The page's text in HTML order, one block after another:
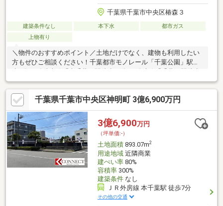
千葉県千葉市中央区椿森３
建築条件なし 本下水
都市ガス
上物有り
＼物件のおすすめポイント／土地だけでなく、建物も利用したい
方もぜひご相談ください！千葉都市モノレール「千葉公園」駅徒
歩7分JR総武本線「東千葉」駅徒歩11分JR総武線「千葉」駅徒歩
20分複数駅を利用しやすい千葉市中央区椿森3丁目の物件です。
都賀小学校徒歩10分、椿森中学校徒歩4分、国立病院機構千葉医
療センター徒歩8分と、教育施設・医療施設が身近にそろう立地。
周辺にはスーパーやコンビニなどの買物施設も徒歩圏にまとまっ
ています。千葉駅方面の利便性と、椿森エリアの穏やかな住環境
を両方重視したい方に、ぜひ現地でご確認いただきたい一件で
す。
千葉県千葉市中央区神明町 3億6,900万円
3億6,900万円
（坪単価:-）
土地面積893.07m2
用途地域近隣商業
建ぺい率80%
容積率300%
建築条件なし
ＪＲ外房線 本千葉駅 徒歩7分
その他の交通